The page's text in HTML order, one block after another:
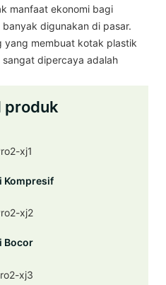
manfaat ekonomi bagi
digunakan di pasar.
yang membuat kotak plastik
dipercaya adalah
produk
Kompresif
Bocor